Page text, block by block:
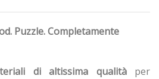
Puzzle. Completamente
di altissima qualitàper